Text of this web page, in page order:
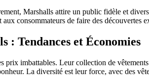
Marshalls attire un public fidèle et
consommateurs de faire des découvertes
: Tendances et Économies
prix imbattables. Leur collection de
La diversité est leur force, avec des